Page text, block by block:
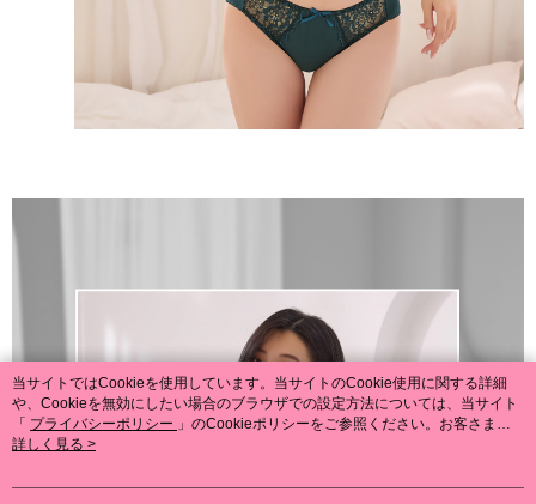
当サイトではCookieを使用しています。当サイトのCookie使用に関する詳細
や、Cookieを無効にしたい場合のブラウザでの設定方法については、当サイト
「 プライバシーポリシー 」のCookieポリシーをご参照ください。お客さま
が、当サイトを引き続き使用される場合、当社がサイト利用規約のCookieポリ
詳しく見る >